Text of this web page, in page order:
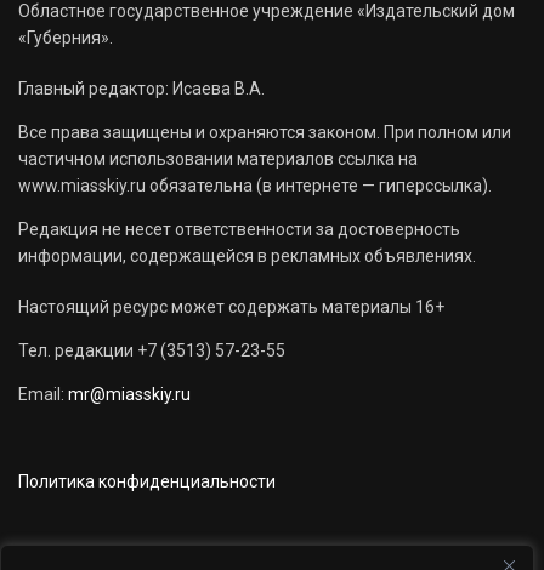
Областное государственное учреждение «Издательский дом
«Губерния».
Главный редактор: Исаева В.А.
Все права защищены и охраняются законом. При полном или
частичном использовании материалов ссылка на
www.miasskiy.ru обязательна (в интернете — гиперссылка).
Редакция не несет ответственности за достоверность
информации, содержащейся в рекламных объявлениях.
Настоящий ресурс может содержать материалы 16+
Тел. редакции +7 (3513) 57-23-55
Email: mr@miasskiy.ru
Политика конфиденциальности